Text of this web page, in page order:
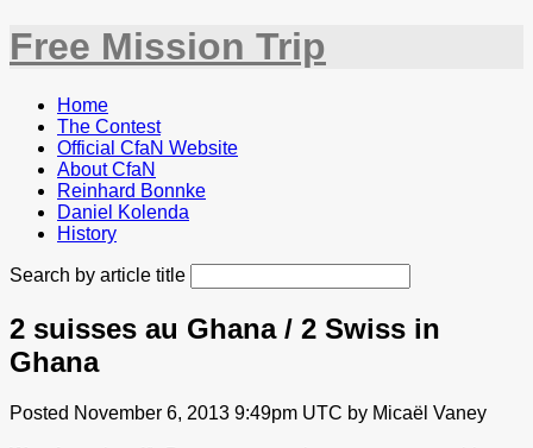
Free Mission Trip
Home
The Contest
Official CfaN Website
About CfaN
Reinhard Bonnke
Daniel Kolenda
History
Search by article title
2 suisses au Ghana / 2 Swiss in
Ghana
Posted November 6, 2013 9:49pm UTC by Micaël Vaney